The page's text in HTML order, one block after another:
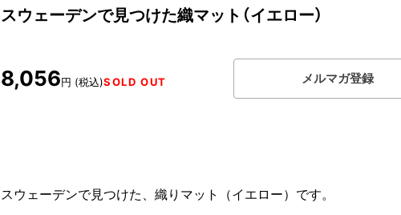
スウェーデンで見つけた織マット（イエロー）
8,056円 (税込)SOLD OUT メルマガ登録
スウェーデンで見つけた、織りマット（イエロー）です。